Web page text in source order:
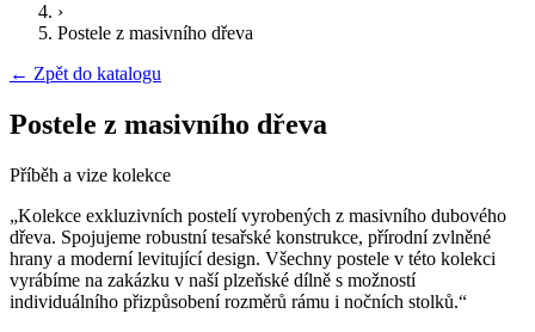
›
Postele z masivního dřeva
← Zpět do katalogu
Postele z masivního dřeva
Příběh a vize kolekce
„Kolekce exkluzivních postelí vyrobených z masivního dubového
dřeva. Spojujeme robustní tesařské konstrukce, přírodní zvlněné
hrany a moderní levitující design. Všechny postele v této kolekci
vyrábíme na zakázku v naší plzeňské dílně s možností
individuálního přizpůsobení rozměrů rámu i nočních stolků.“